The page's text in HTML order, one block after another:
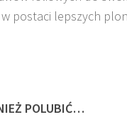
postaci lepszych
POLUBIĆ…